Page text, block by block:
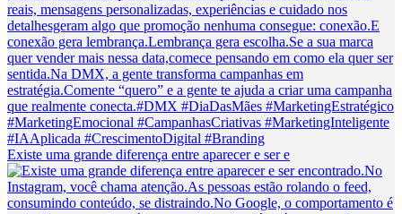
Existe uma grande diferença entre aparecer e ser e